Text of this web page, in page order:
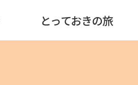
とっておきの旅